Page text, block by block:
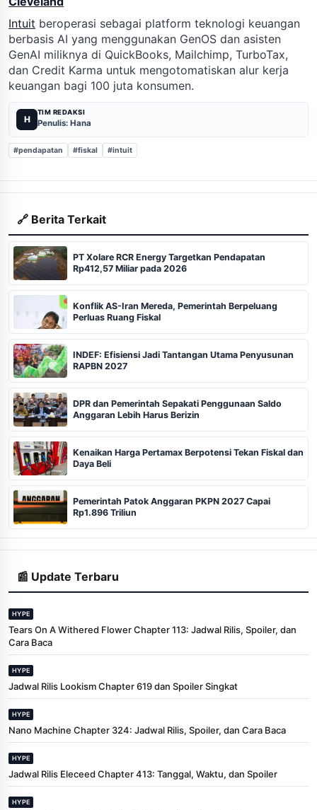
Intuit beroperasi sebagai platform teknologi keuangan
berbasis AI yang menggunakan GenOS dan asisten
GenAI miliknya di QuickBooks, Mailchimp, TurboTax,
dan Credit Karma untuk mengotomatiskan alur kerja
keuangan bagi 100 juta konsumen.
H
TIM REDAKSI
Penulis: Hana
#pendapatan #fiskal #intuit
🔗 Berita Terkait
PT Xolare RCR Energy Targetkan Pendapatan
Rp412,57 Miliar pada 2026
Konflik AS-Iran Mereda, Pemerintah Berpeluang
Perluas Ruang Fiskal
INDEF: Efisiensi Jadi Tantangan Utama Penyusunan
RAPBN 2027
DPR dan Pemerintah Sepakati Penggunaan Saldo
Anggaran Lebih Harus Berizin
Kenaikan Harga Pertamax Berpotensi Tekan Fiskal dan
Daya Beli
Pemerintah Patok Anggaran PKPN 2027 Capai
Rp1.896 Triliun
📰 Update Terbaru
HYPE
Tears On A Withered Flower Chapter 113: Jadwal Rilis, Spoiler, dan
Cara Baca
HYPE
Jadwal Rilis Lookism Chapter 619 dan Spoiler Singkat
HYPE
Nano Machine Chapter 324: Jadwal Rilis, Spoiler, dan Cara Baca
HYPE
Jadwal Rilis Eleceed Chapter 413: Tanggal, Waktu, dan Spoiler
HYPE